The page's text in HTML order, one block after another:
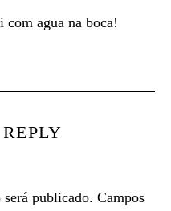
agua na boca!
será publicado. Campos